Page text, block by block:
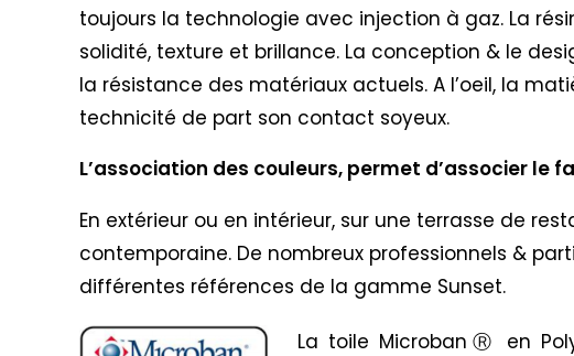
toujours la technologie avec injection à gaz. La
solidité, texture et brillance. La conception & le
la résistance des matériaux actuels. A l’oeil, la
technicité de part son contact soyeux.
L’association des couleurs, permet d’associer le
En extérieur ou en intérieur, sur une terrasse de
contemporaine. De nombreux professionnels &
différentes références de la gamme Sunset.
La toile MicrobanⓇ en